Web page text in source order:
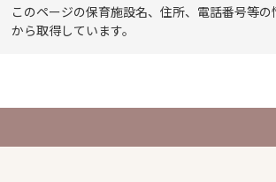
このページの保育施設名、住所、電話番号等
から取得しています。